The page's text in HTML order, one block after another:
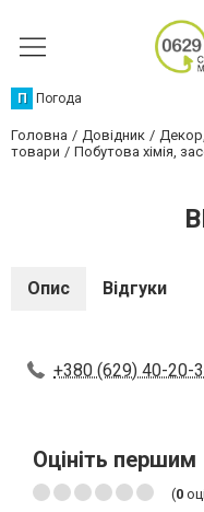
П Погода
Головна Довідник
товари
Побутова хімія,
Опис Відгуки
+380 (629) 40-20-
Оцініть першим
(0